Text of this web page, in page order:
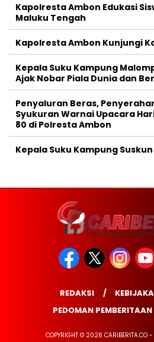
Kapolresta Ambon Edukasi
Maluku Tengah
Kapolresta Ambon Kunjungi
Kepala Suku Kampung
Ajak Nobar Piala Dunia dan
Penyaluran Beras,
Syukuran Warnai Upacara
80 di Polresta Ambon
Kepala Suku Kampung
REDAKSI
PEDOMAN PEMBERITAAN
COPYRIGHT © 2026 CARIBERITA.CO -